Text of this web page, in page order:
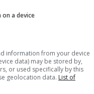
a device
information from your device
data) may be stored by,
or used specifically by this
geolocation data. List of